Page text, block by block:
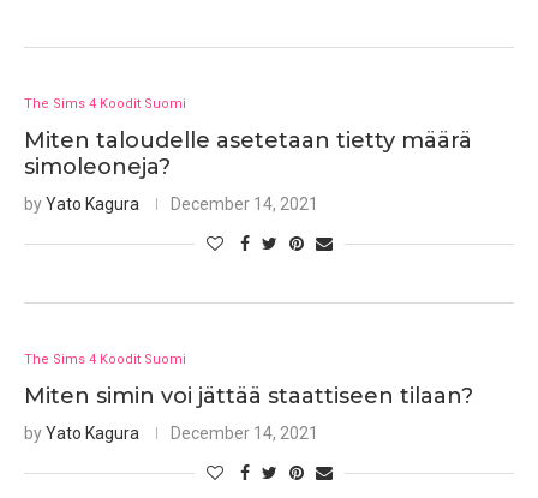
The Sims 4 Koodit Suomi
Miten taloudelle asetetaan tietty määrä
simoleoneja?
byYato Kagura December 14, 2021
The Sims 4 Koodit Suomi
Miten simin voi jättää staattiseen tilaan?
byYato Kagura December 14, 2021